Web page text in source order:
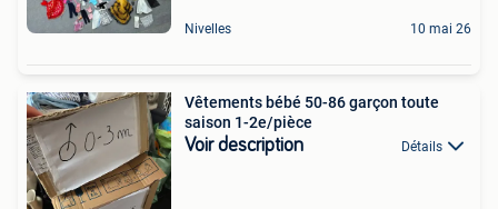
Nivelles 10 mai 26
Vêtements bébé 50-86 garçon toute
saison 1-2e/pièce
Voir description Détails